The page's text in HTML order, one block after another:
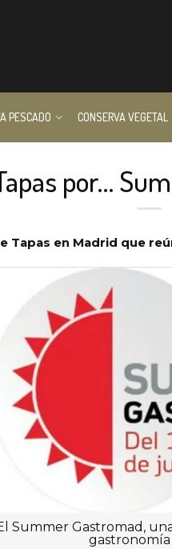
PESCADO CONSERVA VEGETAL
por…
Tapas en Madrid que
Summer Gastromad,
gastronomía